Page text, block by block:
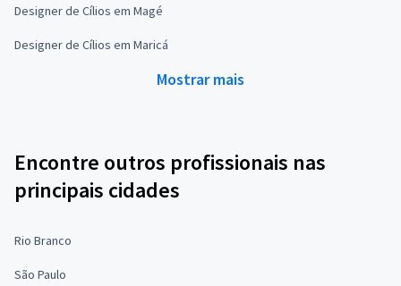
Designer de Cílios em Magé
Designer de Cílios em Maricá
Mostrar mais
Encontre outros profissionais nas
principais cidades
Rio Branco
São Paulo